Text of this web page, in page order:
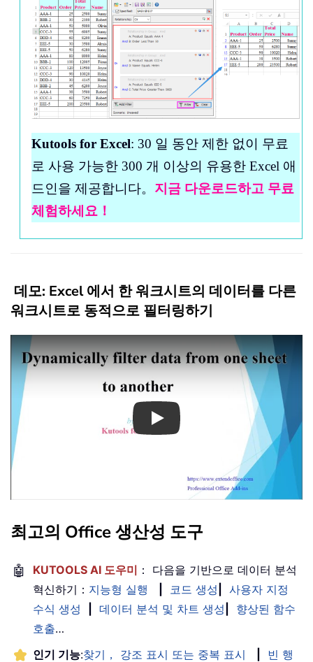
Kutools for Excel: 30 일 동안 제한 없이 무료
로 사용 가능한 300 개 이상의 유용한 Excel 애
드인을 제공합니다。 지금 다운로드하고 무료
체험하세요！
데모: Excel 에서 한 워크시트의 데이터를 다른
워크시트로 동적으로 필터링하기
Play
최고의 Office 생산성 도구
🤖 KUTOOLS AI 도우미 ： 다음을 기반으로 데이터 분석
혁신하기： 지능형 실행 코드 생성
사용자 지정
수식 생성
데이터 분석 및 차트 생성
향상된 함수
호출…
인기 기능:찾기， 강조 표시 또는 중복 표시
빈 행